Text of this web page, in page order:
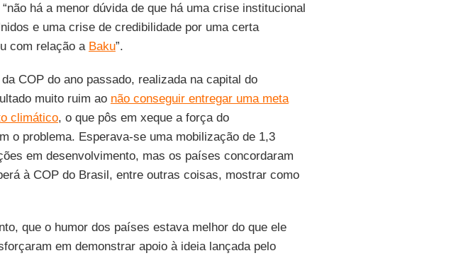
há a menor dúvida de que há uma crise institucional
e uma crise de credibilidade por uma certa
com relação a Baku”.
COP do ano passado, realizada na capital do
muito ruim ao não conseguir entregar uma meta
climático, o que pôs em xeque a força do
o problema. Esperava-se uma mobilização de 1,3
em desenvolvimento, mas os países concordaram
à COP do Brasil, entre outras coisas, mostrar como
que o humor dos países estava melhor do que ele
em demonstrar apoio à ideia lançada pelo